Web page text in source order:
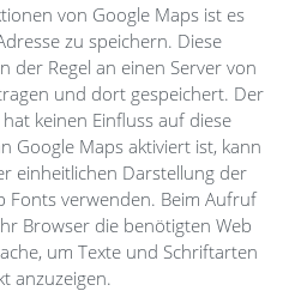
von Google Maps ist es
zu speichern. Diese
der Regel an einen Server von
und dort gespeichert. Der
keinen Einfluss auf diese
Google Maps aktiviert ist, kann
einheitlichen Darstellung der
Fonts verwenden. Beim Aufruf
Browser die benötigten Web
um Texte und Schriftarten
anzuzeigen.